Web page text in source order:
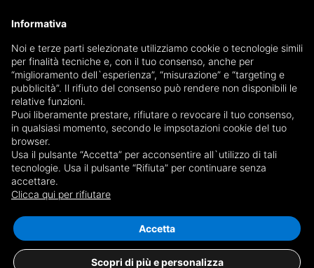
Receive a copy of the newspaper by mail
Choose newspaper
No results for
Pomarico
Informativa
Noi e terze parti selezionate utilizziamo cookie o tecnologie simili
per finalità tecniche e, con il tuo consenso, anche per
“miglioramento dell`esperienza”, “misurazione” e “targeting e
pubblicità”. Il rifiuto del consenso può rendere non disponibili le
relative funzioni.
Puoi liberamente prestare, rifiutare o revocare il tuo consenso,
in qualsiasi momento, secondo le impsotazioni cookie del tuo
browser.
Usa il pulsante “Accetta” per acconsentire all`utilizzo di tali
tecnologie. Usa il pulsante “Rifiuta” per continuare senza
accettare.
Clicca qui per rifiutare
Scopri di più e personalizza
Accetta